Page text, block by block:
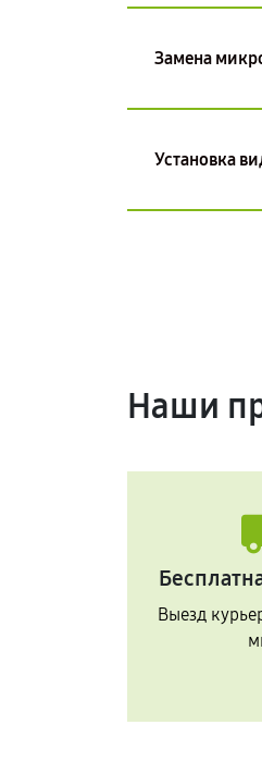
Замена
Установка
Наши
Выезд